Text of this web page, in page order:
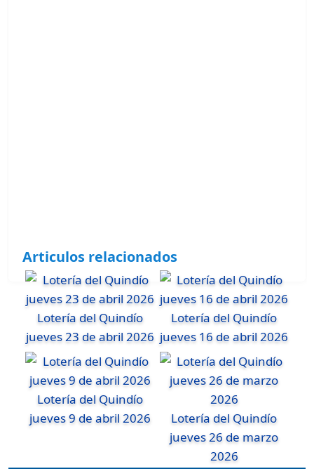
Articulos relacionados
Lotería del Quindío
jueves 23 de abril 2026
Lotería del Quindío
jueves 16 de abril 2026
Lotería del Quindío
jueves 9 de abril 2026
Lotería del Quindío
jueves 26 de marzo
2026